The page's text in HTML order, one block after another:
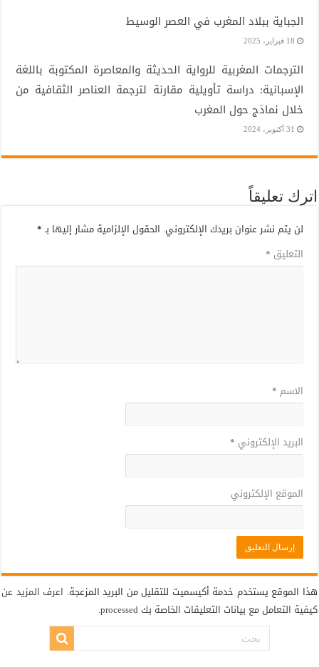
الجباية ببلاد المغرب في العصر الوسيط
18 فبراير، 2025
الترجمات المغربية للرواية الحديثة والمعاصرة المكتوبة باللغة
الإسبانية: دراسة تأويلية مقارنة لترجمة العناصر الثقافية من
خلال نماذج حول المغرب
31 أكتوبر، 2024
اترك تعليقاً
لن يتم نشر عنوان بريدك الإلكتروني. الحقول الإلزامية مشار إليها بـ *
التعليق *
الاسم *
البريد الإلكتروني *
الموقع الإلكتروني
هذا الموقع يستخدم خدمة أكيسميت للتقليل من البريد المزعجة. اعرف المزيد عن
كيفية التعامل مع بيانات التعليقات الخاصة بك processed
.